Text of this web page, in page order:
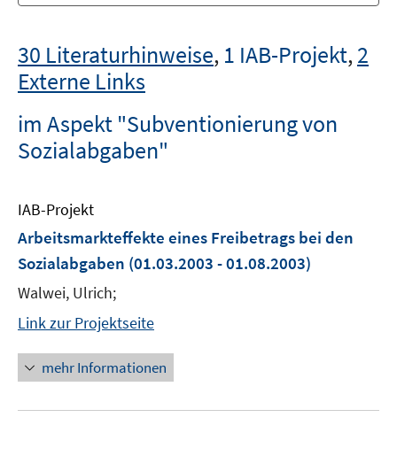
30 Literaturhinweise, 1 IAB-Projekt,2
Externe Links
im Aspekt "Subventionierung von
Sozialabgaben"
IAB-Projekt
Arbeitsmarkteffekte eines Freibetrags bei den
Sozialabgaben (01.03.2003 - 01.08.2003)
Walwei, Ulrich;
Link zur Projektseite
mehr Informationen